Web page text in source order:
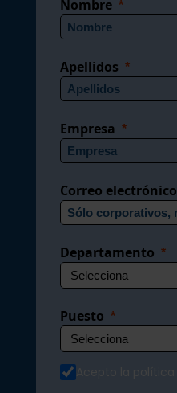
Nombre
Apellidos
Empresa
Correo electrónico
Departamento
Puesto